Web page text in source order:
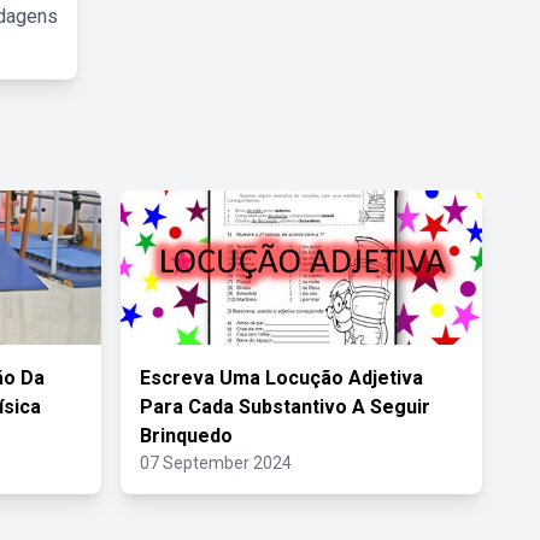
Da
Escreva Uma Locução Adjetiva
Para Cada Substantivo A Seguir
Brinquedo
07 September 2024